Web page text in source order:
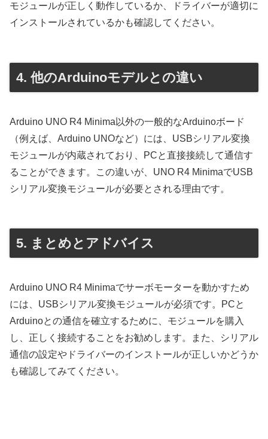
モジュールが正しく動作しているか、ドライバーが適切に
インストールされているかも確認してください。
4. 他のArduinoモデルとの違い
Arduino UNO R4 Minima以外の一般的なArduinoボード
（例えば、Arduino UNOなど）には、USBシリアル変換
モジュールが内蔵されており、PCと直接接続して通信す
ることができます。この違いが、UNO R4 MinimaでUSB
シリアル変換モジュールが必要とされる理由です。
5. まとめとアドバイス
Arduino UNO R4 Minimaでサーボモーターを動かすため
には、USBシリアル変換モジュールが必須です。PCと
Arduinoとの通信を確立するために、モジュールを購入
し、正しく接続することをお勧めします。また、シリアル
通信の設定やドライバーのインストールが正しいかどうか
も確認してみてください。